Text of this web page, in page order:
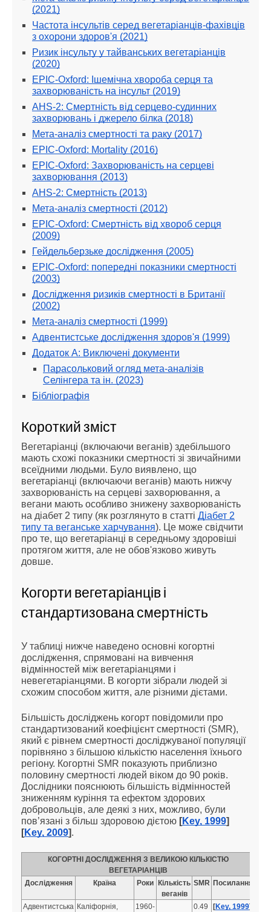
(2021)
Частота інсультів серед вегетаріанців-фахівців
з охорони здоров'я (2021)
Ризик інсульту у тайванських вегетаріанців
(2020)
EPIC-Oxford: Ішемічна хвороба серця та
захворюваність на інсульт (2019)
AHS-2: Смертність від серцево-судинних
захворювань і джерело білка (2018)
Мета-аналіз смертності та раку (2017)
EPIC-Oxford: Mortality (2016)
EPIC-Oxford: Захворюваність на серцеві
захворювання (2013)
AHS-2: Смертність (2013)
Мета-аналіз смертності (2012)
EPIC-Oxford: Смертність від хвороб серця
(2009)
Гейдельберзьке дослідження (2005)
EPIC-Oxford: попередні показники смертності
(2003)
Дослідження ризиків смертності в Британії
(2002)
Мета-аналіз смертності (1999)
Адвентистське дослідження здоров'я (1999)
Додаток A: Виключені документи
Парасольковий огляд мета-аналізів
Селінгера та ін. (2023)
Бібліографія
Короткий зміст
Вегетаріанці (включаючи веганів) здебільшого
мають схожі показники смертності зі звичайними
всеїдними людьми. Було виявлено, що
вегетаріанці (включаючи веганів) мають нижчу
захворюваність на серцеві захворювання, а
вегани мають особливо знижену захворюваність
на діабет 2 типу (як розглянуто в статті Діабет 2
типу та веганське харчування). Це може свідчити
про те, що вегетаріанці в середньому здоровіші
протягом життя, але не обов'язково живуть
довше.
Когорти вегетаріанців і
стандартизована смертність
У таблиці нижче наведено основні когортні
дослідження, спрямовані на вивчення
відмінностей між вегетаріанцями і
невегетаріанцями. В когорти зібрали людей зі
схожим способом життя, але різними дієтами.
Більшість досліджень когорт повідомили про
стандартизований коефіцієнт смертності (SMR),
який є рівнем смертності досліджуваної популяції
порівняно з більшою кількістю населення їхнього
регіону. Когортні SMR показують приблизно
половину смертності людей віком до 90 років.
Дослідники пояснюють більшість відмінностей
зниженням куріння та ефектом здорових
добровольців, але деякі з них, можливо, були
пов’язані з більш здоровою дієтою [Key, 1999]
[Key, 2009].
КОГОРТНІ ДОСЛІДЖЕННЯ З ВЕЛИКОЮ КІЛЬКІСТЮ
ВЕГЕТАРІАНЦІВ
Дослідження
Країна Роки Кількість
веганів
SMR Посилання
Адвентистська Каліфорнія,
1960-
0.49 [Key, 1999]